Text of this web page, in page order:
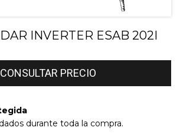
INVERTER ESAB 202I
durante toda la compra.